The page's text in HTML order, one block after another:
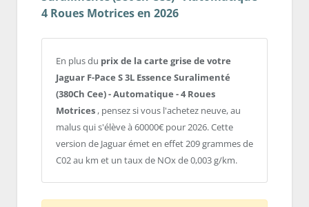
4 Roues Motrices en 2026
En plus du prix de la carte grise de votre
Jaguar F-Pace S 3L Essence Suralimenté
(380Ch Cee) - Automatique - 4 Roues
Motrices , pensez si vous l'achetez neuve, au
malus qui s'élève à 60000€ pour 2026. Cette
version de Jaguar émet en effet 209 grammes de
C02 au km et un taux de NOx de 0,003 g/km.